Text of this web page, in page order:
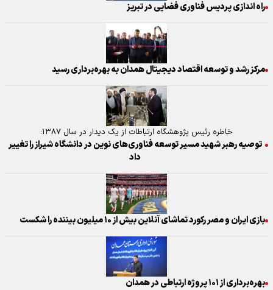
راه اندازی پردیس فناوری فضایی در تبریز
مرکز رشد و توسعه اقتصاد دیجیتال همدان به بهره‌برداری رسید
خاطره رئیس پژوهشگاه ارتباطات از یک دیدار در سال ۱۳۸۷:
توصیه رهبر شهید مسیر توسعه فناوری‌های نوین در دانشگاه شیراز را تغییر
داد
بازی ایران و مصر رکورد تماشای آنلاین بیش از ۱۰ میلیون بیننده را شکست
بهره‌برداری از ۱۰۱ پروژه ارتباطی در همدان